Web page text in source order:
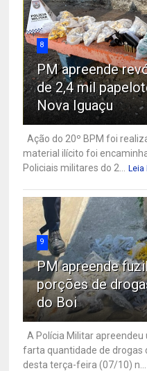
8
PM apreende
de 2,4 mil
Nova Iguaçu
Ação do 20º BPM foi
material ilícito foi
Policiais militares do 2...
Leia
9
PM apreende
porções de
do Boi
A Polícia Militar
farta quantidade de drogas
desta terça-feira (07/10) n...